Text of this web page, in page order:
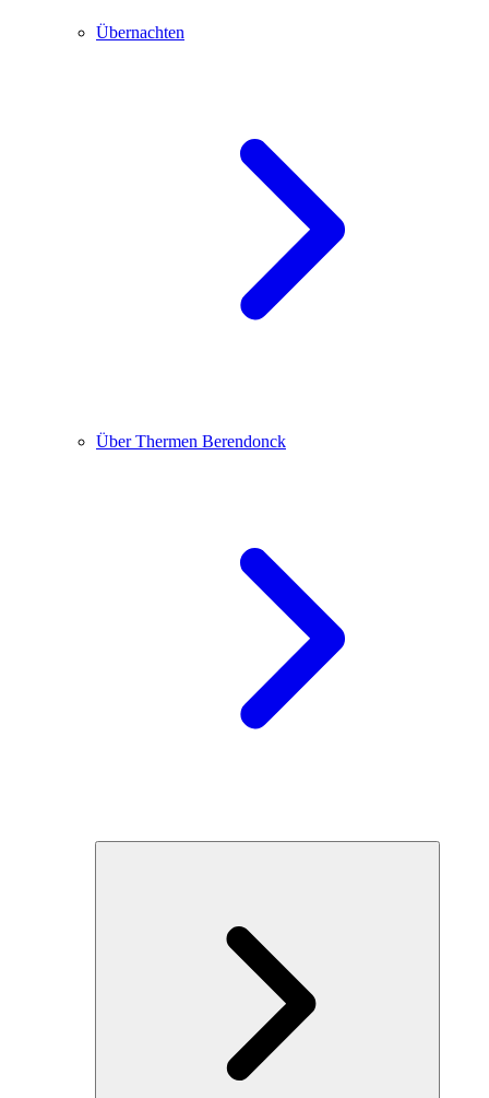
Übernachten
Über Thermen Berendonck